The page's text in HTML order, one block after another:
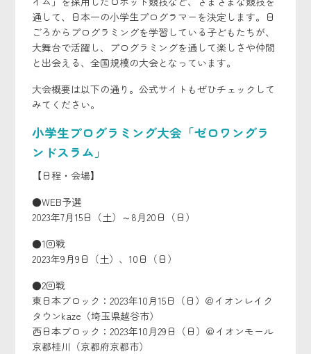
通して、日本一の小学生プログラマーを決定します。日
ごろからプログラミングを学習している子どもたちが、
大舞台で活躍し、プログラミングを通して楽しさや仲間
と出会える、全国規模の大会となっています。
大会概要は以下の通り。公式サイトもぜひチェックして
みてください。
小学生プログラミング大会「ゼロワングラ
ンドスラム」
【日程・会場】
●WEB予選
2023年7月15日（土）～8月20日（日）
●1回戦
2023年9月9日（土）、10日（日）
●2回戦
東日本ブロック：2023年10月15日（日）＠イオンレイク
タウンkaze（埼玉県越谷市）
西日本ブロック：2023年10月29日（日）＠イオンモール
京都桂川（京都府京都市）